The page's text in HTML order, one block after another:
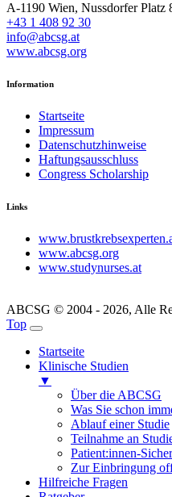
A-1190 Wien, Nussdorfer Platz
+43 1 408 92 30
info@abcsg.at
www.abcsg.org
Information
Startseite
Impressum
Datenschutzhinweise
Haftungsausschluss
Congress Scholarship
Links
www.abcsg.org
www.studynurses.at
ABCSG © 2004 - 2026, Alle
Top
Startseite
Klinische Studien
▼
Über die ABCSG
Was Sie schon
Ablauf einer Studie
Teilnahme an
Patient:innen-
Zur Einbringung
Hilfreiche Fragen